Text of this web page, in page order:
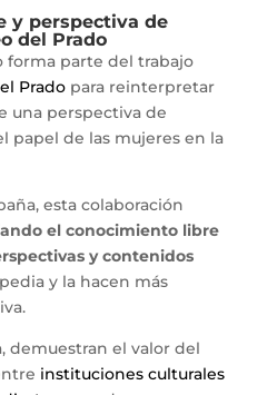
y perspectiva de
del Prado
forma parte del trabajo
Pradopara reinterpretar
una perspectiva de
papel de las mujeres en la
esta colaboración
el conocimiento libre
y contenidos
y la hacen más
demuestran el valor del
instituciones culturales